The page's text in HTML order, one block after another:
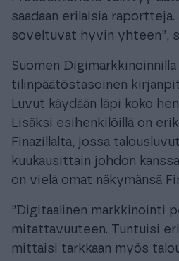
saadaan erilaisia
soveltuvat hyvin yhteen”,
Suomen Digimarkkinoinnilla
tilinpäätöstasoinen
Luvut käydään läpi koko
Lisäksi esihenkilöillä on
Finazillalta, jossa
kuukausittain johdon
on vielä omat näkymänsä
”Digitaalinen markkinointi
mitattavuuteen. Tuntuisi
mittaisi tarkkaan myös